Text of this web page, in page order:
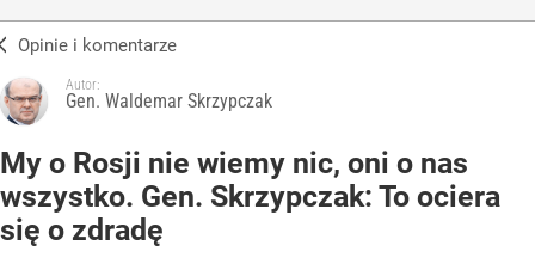
Opinie i komentarze
Autor:
Gen. Waldemar Skrzypczak
My o Rosji nie wiemy nic, oni o nas
wszystko. Gen. Skrzypczak: To ociera
się o zdradę